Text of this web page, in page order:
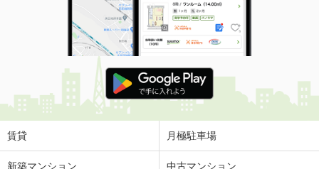
賃貸 月極駐車場
新築マンション 中古マンション